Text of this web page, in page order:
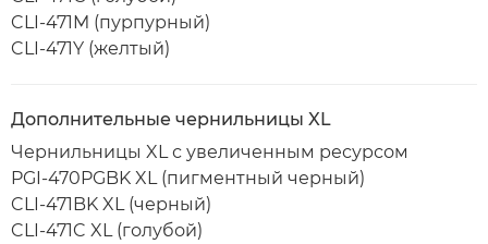
CLI-471M (пурпурный)
CLI-471Y (желтый)
Дополнительные чернильницы XL
Чернильницы XL с увеличенным ресурсом
PGI-470PGBK XL (пигментный черный)
CLI-471BK XL (черный)
CLI-471C XL (голубой)